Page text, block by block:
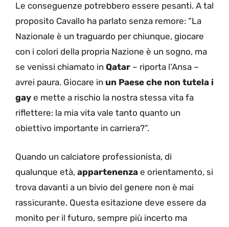
Le conseguenze potrebbero essere pesanti. A tal
proposito Cavallo ha parlato senza remore: “La
Nazionale è un traguardo per chiunque, giocare
con i colori della propria Nazione è un sogno, ma
se venissi chiamato in Qatar – riporta l’Ansa –
avrei paura. Giocare in un Paese che non tutela i
gay e mette a rischio la nostra stessa vita fa
riflettere: la mia vita vale tanto quanto un
obiettivo importante in carriera?”.
Quando un calciatore professionista, di
qualunque età, appartenenza e orientamento, si
trova davanti a un bivio del genere non è mai
rassicurante. Questa esitazione deve essere da
monito per il futuro, sempre più incerto ma